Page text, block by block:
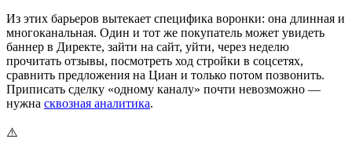
Из этих барьеров вытекает специфика воронки: она длинная и
многоканальная. Один и тот же покупатель может увидеть
баннер в Директе, зайти на сайт, уйти, через неделю
прочитать отзывы, посмотреть ход стройки в соцсетях,
сравнить предложения на Циан и только потом позвонить.
Приписать сделку «одному каналу» почти невозможно —
нужна сквозная аналитика.
⚠️